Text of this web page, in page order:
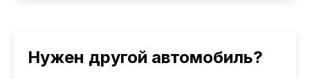
Нужен другой автомобиль?